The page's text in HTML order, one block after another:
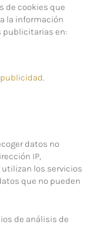
de cookies que
la información
publicitarias en:
publicidad.
datos no
IP,
utilizan los servicios
que no pueden
de análisis de